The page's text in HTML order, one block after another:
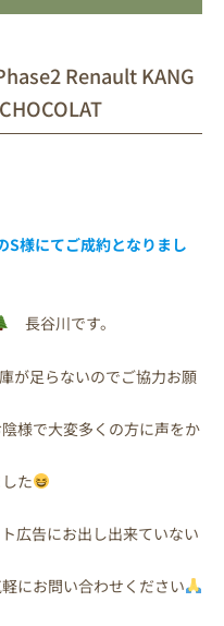
Renault KANG
S様にてご成約となりまし
長谷川です。
が足らないのでご協力お願
様で大変多くの方に声をか
た
広告にお出し出来ていない
にお問い合わせください